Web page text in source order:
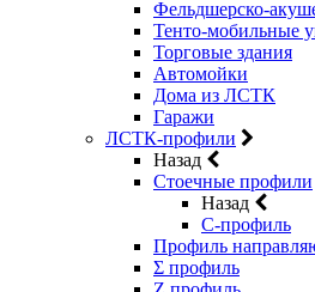
Фельдшерско-
Тенто-мобильные
Торговые здания
Автомойки
Дома из ЛСТК
Гаражи
ЛСТК-профили
Назад
Стоечные профили
Назад
C-профиль
Профиль
Σ профиль